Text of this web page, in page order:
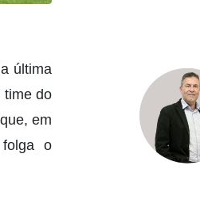
última
time do
em
o